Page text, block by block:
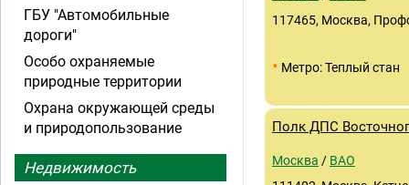
117465, Москва,
• Метро: Теплый стан
Полк ДПС
Москва / ВАО
ГБУ "Автомобильные
дороги"
Особо охраняемые
природные территории
Охрана окружающей среды
и природопользование
Недвижимость